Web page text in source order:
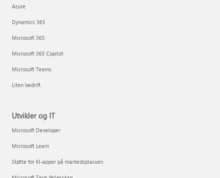
Azure
Dynamics 365
Microsoft 365
Microsoft 365 Copilot
Microsoft Teams
Liten bedrift
Utvikler og IT
Microsoft Developer
Microsoft Learn
Støtte for KI-apper på markedsplassen